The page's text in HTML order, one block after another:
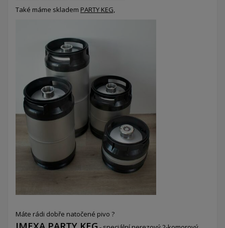
Také máme skladem PARTY KEG,
Máte rádi dobře natočené pivo ?